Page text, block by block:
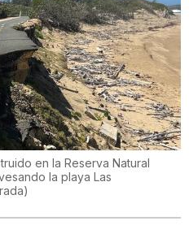
en la Reserva Natural
la playa Las
)